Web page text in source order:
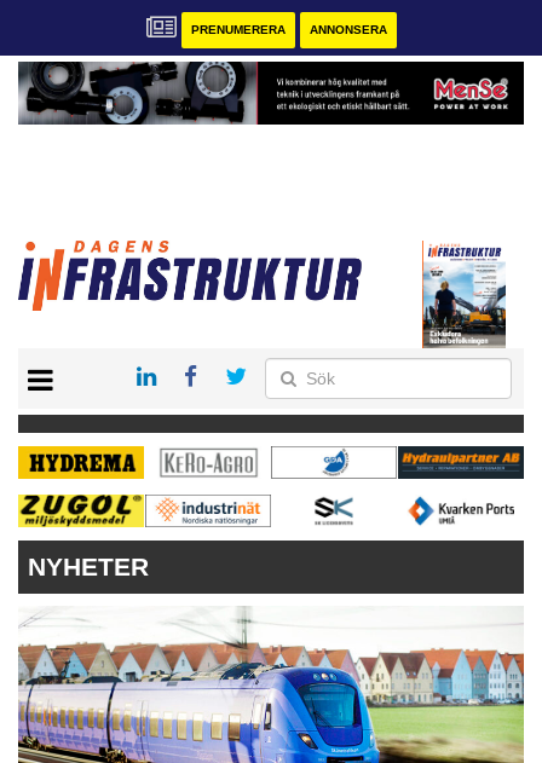
PRENUMERERA ANNONSERA
KONTAKT
VÅRA ANDRA MAGASIN
PRENUMERERA
ANNONSERA
NYHETER